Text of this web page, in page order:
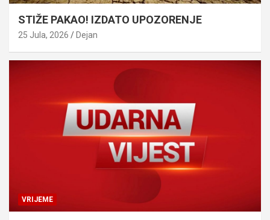
STIŽE PAKAO! IZDATO UPOZORENJE
25 Jula, 2026 Dejan
VRIJEME